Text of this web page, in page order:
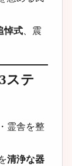
悼式、震
ステ
霊舎を整
清浄な器